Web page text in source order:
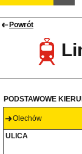
Powrót
PODSTAWOWE
Olechów
ULICA